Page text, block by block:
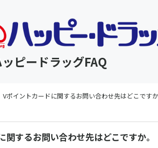
ピードラッグFAQ
Vポイントカードに関するお問い合わせ先はどこですか
するお問い合わせ先はどこですか。